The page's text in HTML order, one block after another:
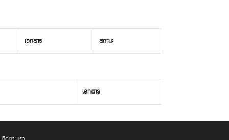
เอกสาร สถานะ
เอกสาร